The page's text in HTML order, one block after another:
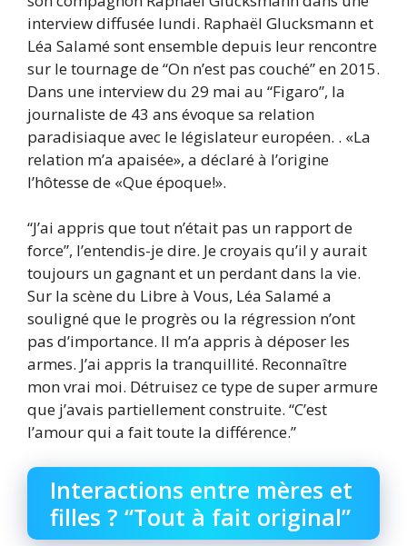
interview diffusée lundi. Raphaël Glucksmann et
Léa Salamé sont ensemble depuis leur rencontre
sur le tournage de “On n’est pas couché” en 2015.
Dans une interview du 29 mai au “Figaro”, la
journaliste de 43 ans évoque sa relation
paradisiaque avec le législateur européen. . «La
relation m’a apaisée», a déclaré à l’origine
l’hôtesse de «Que époque!».
“J’ai appris que tout n’était pas un rapport de
force”, l’entendis-je dire. Je croyais qu’il y aurait
toujours un gagnant et un perdant dans la vie.
Sur la scène du Libre à Vous, Léa Salamé a
souligné que le progrès ou la régression n’ont
pas d’importance. Il m’a appris à déposer les
armes. J’ai appris la tranquillité. Reconnaître
mon vrai moi. Détruisez ce type de super armure
que j’avais partiellement construite. “C’est
l’amour qui a fait toute la différence.”
Interactions entre mères et
filles ? “Tout à fait original”